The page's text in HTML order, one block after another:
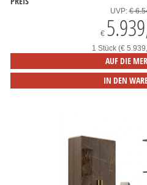
UVP:€
€
1 Stück (€
AUF DIE
IN DEN